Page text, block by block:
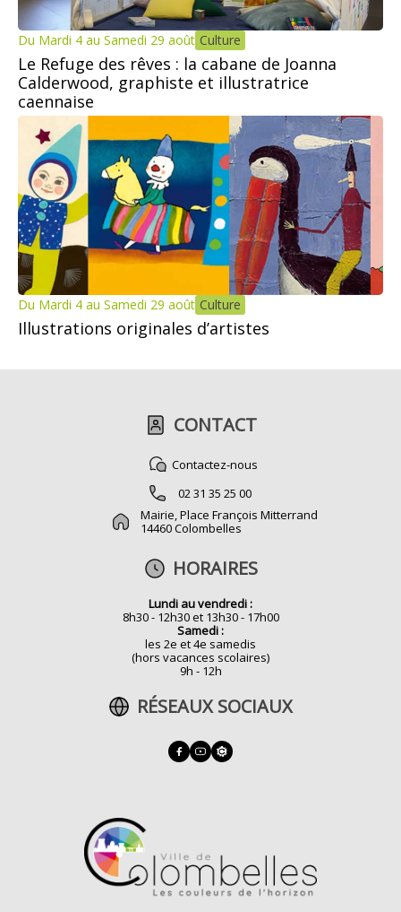
Du Mardi 4 au Samedi 29 août Culture
Le Refuge des rêves : la cabane de Joanna
Calderwood, graphiste et illustratrice
caennaise
Du Mardi 4 au Samedi 29 août Culture
Illustrations originales d’artistes
CONTACT
Contactez-nous
02 31 35 25 00
Mairie, Place François Mitterrand
14460 Colombelles
HORAIRES
Lundi au vendredi :
8h30 - 12h30 et 13h30 - 17h00
Samedi :
les 2e et 4e samedis
(hors vacances scolaires)
9h - 12h
RÉSEAUX SOCIAUX